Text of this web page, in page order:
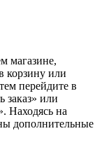
магазине,
корзину или
перейдите в
заказ» или
Находясь на
дополнительные